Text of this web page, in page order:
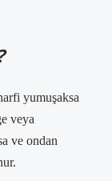
yumuşaksa
veya
ve ondan